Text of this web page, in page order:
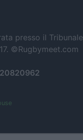
presso il Tribunale
©Rugbymeet.com